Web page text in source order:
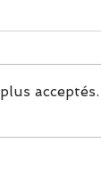
Le yoga